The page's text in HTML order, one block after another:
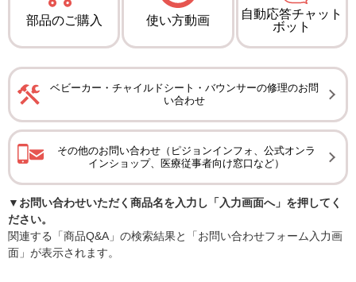
部品のご購入 使い方動画
自動応答チャット
ボット
ベビーカー・チャイルドシート・バウンサーの修理のお問
い合わせ
その他のお問い合わせ（ピジョンインフォ、公式オンラ
インショップ、医療従事者向け窓口など）
▼お問い合わせいただく商品名を入力し「入力画面へ」を押してく
ださい。
関連する「商品Q&A」の検索結果と「お問い合わせフォーム入力画
面」が表示されます。